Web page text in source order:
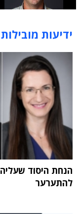
תוכן פרסומי
ידיעות מובילות
הנחת היסוד
להתערער